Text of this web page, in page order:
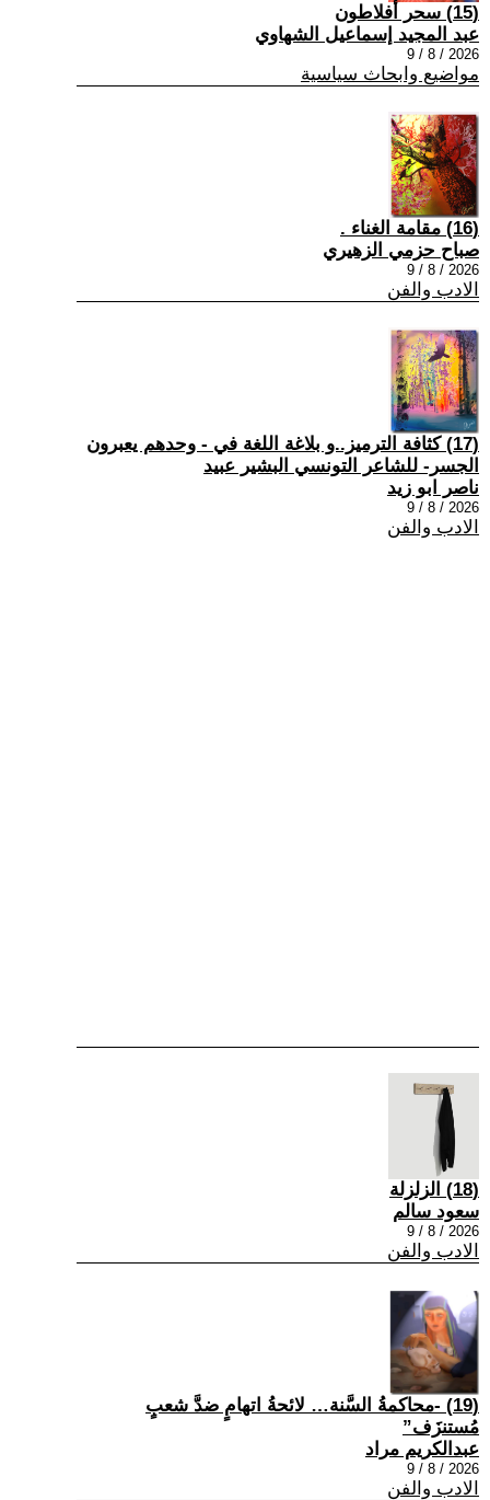
(15) سحر أفلاطون
عبد المجيد إسماعيل الشهاوي
2026 / 8 / 9
مواضيع وابحاث سياسية
(16) مقامة الغناء .
صباح حزمي الزهيري
2026 / 8 / 9
الادب والفن
(17) كثافة الترميز..و بلاغة اللغة في - وحدهم يعبرون
الجسر- للشاعر التونسي البشير عبيد
ناصر ابو زيد
2026 / 8 / 9
الادب والفن
(18) الزلزلة
سعود سالم
2026 / 8 / 9
الادب والفن
(19) -محاكمةُ السَّنة… لائحةُ اتهامٍ ضدَّ شعبٍ
مُستنزَف”
عبدالكريم مراد
2026 / 8 / 9
الادب والفن